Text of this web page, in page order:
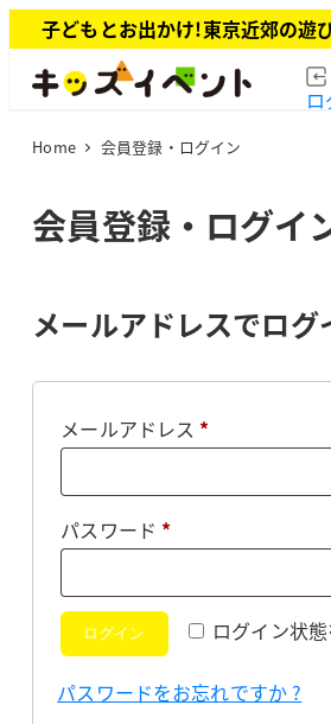
イ
子どもとお出かけ!東京近郊の遊
Home 会員登録・ログイン
会員登録・ログイ
メールアドレスでログ
メールアドレス *必
パスワード *必
ログイン状
ログイン
パスワードをお忘れですか ?